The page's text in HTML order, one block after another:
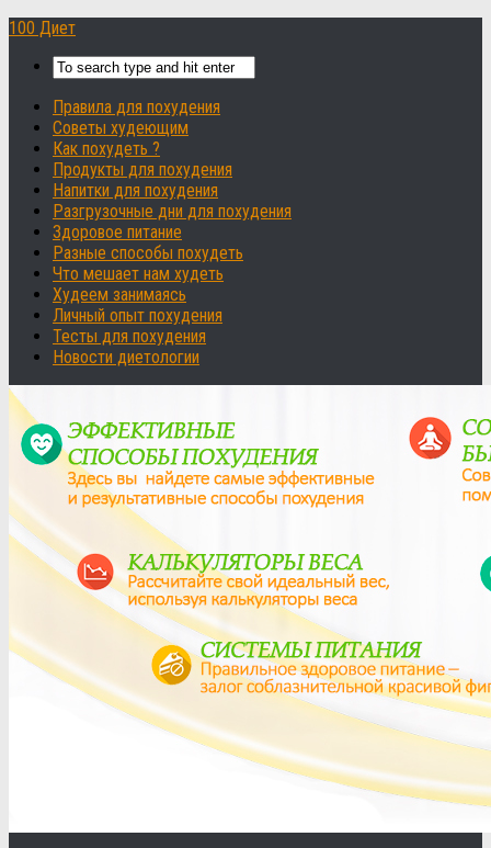
100 Диет
Правила для похудения
Советы худеющим
Как похудеть ?
Продукты для похудения
Напитки для похудения
Разгрузочные дни для похудения
Здоровое питание
Разные способы похудеть
Что мешает нам худеть
Худеем занимаясь
Личный опыт похудения
Тесты для похудения
Новости диетологии